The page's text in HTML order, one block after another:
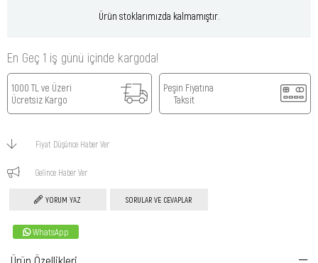
Ürün stoklarımızda kalmamıştır.
En Geç 1 iş günü içinde kargoda!
1000 TL ve Üzeri
Ücretsiz Kargo
Peşin Fiyatına
Taksit
Fiyat Düşünce Haber Ver
Gelince Haber Ver
YORUM YAZ SORULAR VE CEVAPLAR
WhatsApp
Ürün Özellikleri